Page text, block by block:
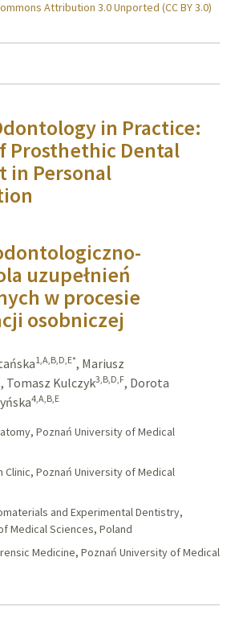
Attribution 3.0 Unported (CC BY 3.0)
in Practice:
Prosthethic Dental
in Personal
uzupełnień
w procesie
osobniczej
1,A,B,D,E*, Mariusz
, Tomasz Kulczyk3,B,D,F, Dorota
4,A,B,E
Poznań University of Medical
Clinic, Poznań University of Medical
and Experimental Dentistry,
Medical Sciences, Poland
Medicine, Poznań University of Medical